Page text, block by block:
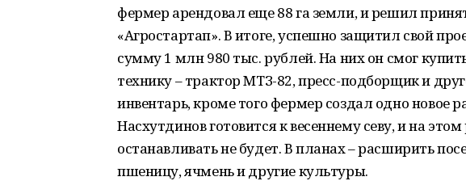
фермер арендовал еще 88 га земли, и решил
«Агростартап». В итоге, успешно защитил свой
сумму 1 млн 980 тыс. рублей. На них он смог
технику – трактор МТЗ-82, пресс-подборщик и
инвентарь, кроме того фермер создал одно новое
Насхутдинов готовится к весеннему севу, и на
останавливать не будет. В планах – расширить
пшеницу, ячмень и другие культуры.